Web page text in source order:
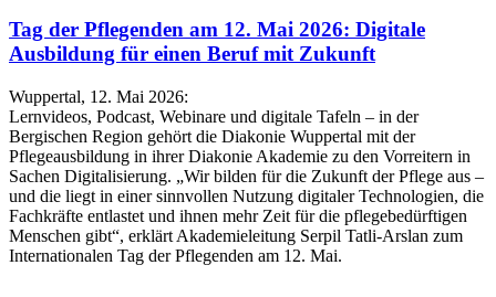
Tag der Pflegenden am 12. Mai 2026: Digitale
Ausbildung für einen Beruf mit Zukunft
Wuppertal, 12. Mai 2026:
Lernvideos, Podcast, Webinare und digitale Tafeln – in der
Bergischen Region gehört die Diakonie Wuppertal mit der
Pflegeausbildung in ihrer Diakonie Akademie zu den Vorreitern in
Sachen Digitalisierung. „Wir bilden für die Zukunft der Pflege aus –
und die liegt in einer sinnvollen Nutzung digitaler Technologien, die
Fachkräfte entlastet und ihnen mehr Zeit für die pflegebedürftigen
Menschen gibt“, erklärt Akademieleitung Serpil Tatli-Arslan zum
Internationalen Tag der Pflegenden am 12. Mai.